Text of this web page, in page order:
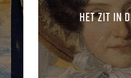
Het zit in